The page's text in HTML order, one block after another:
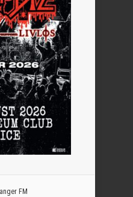
FM